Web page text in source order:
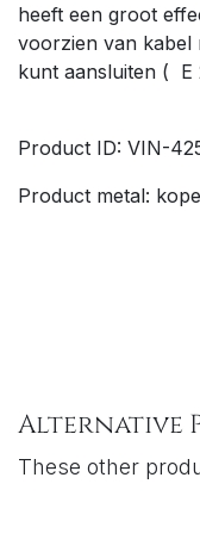
heeft een groot
voorzien van kabel
kunt aansluiten (
Product ID: VIN-
Product metal:
Alternative
These other